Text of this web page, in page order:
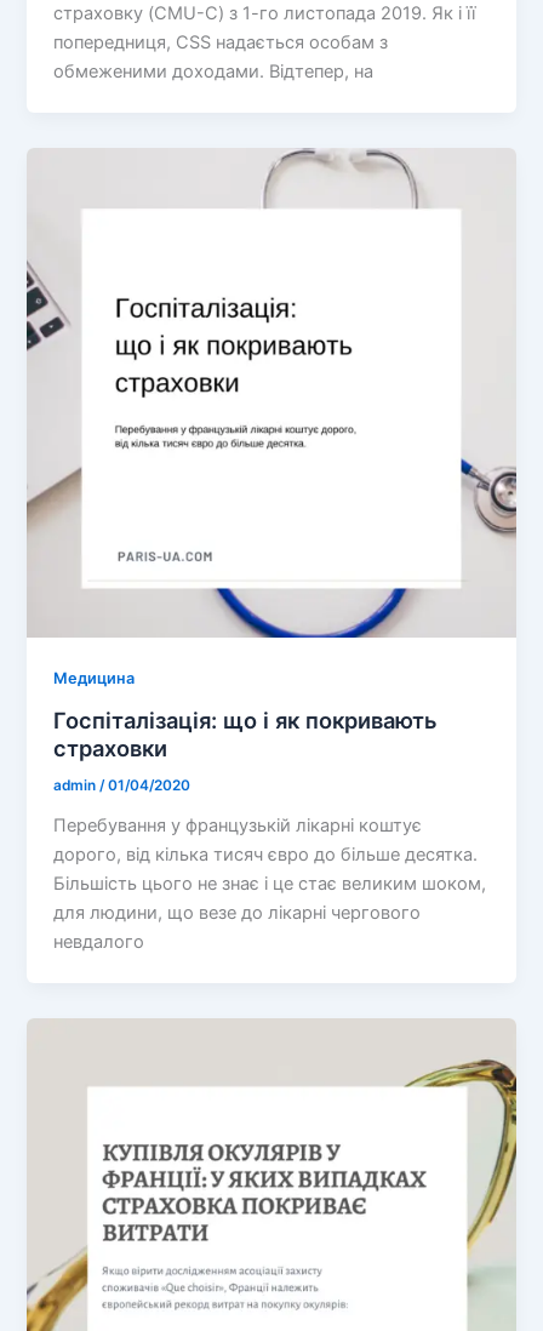
страховку (CMU-C) з 1-го листопада 2019. Як і її
попередниця, CSS надається особам з
обмеженими доходами. Відтепер, на
Медицина
Госпіталізація: що і як покривають
страховки
admin/01/04/2020
Перебування у французькій лікарні коштує
дорого, від кілька тисяч євро до більше десятка.
Більшість цього не знає і це стає великим шоком,
для людини, що везе до лікарні чергового
невдалого